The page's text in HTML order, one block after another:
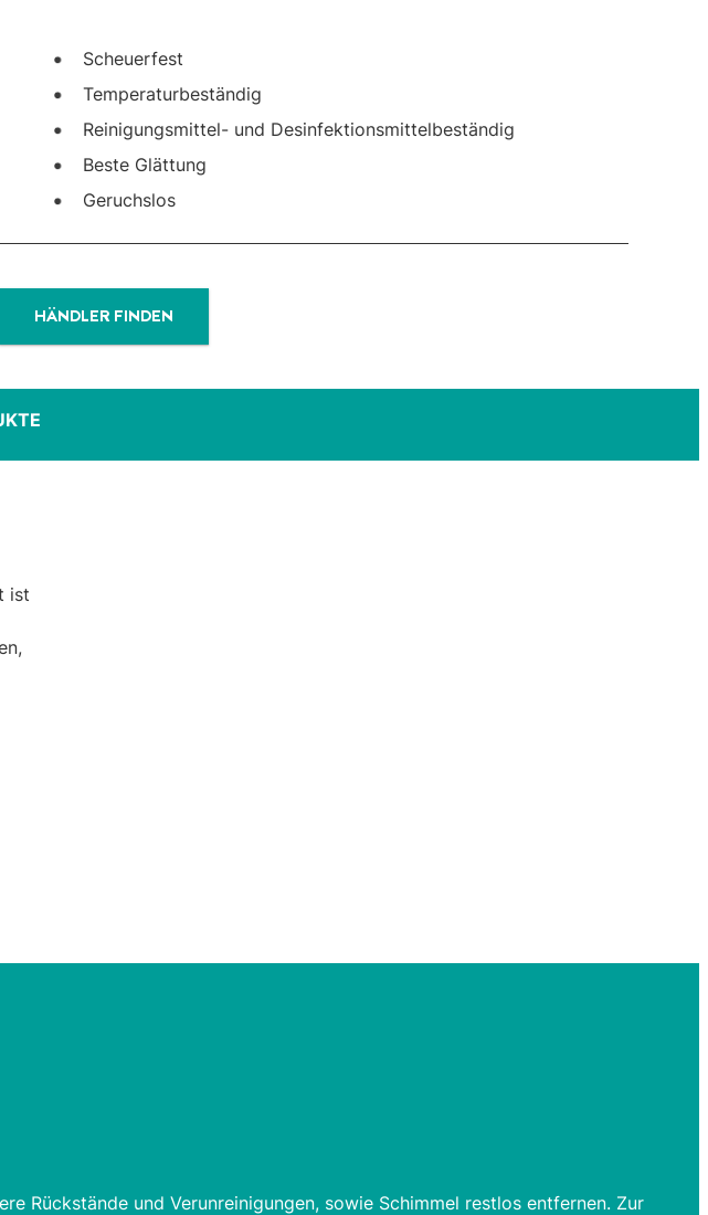
Scheuerfest
Temperaturbeständig
Reinigungsmittel- und Desinfektionsmittelbeständig
Beste Glättung
Geruchslos
HÄNDLER FINDEN
ist
Rückstände und Verunreinigungen, sowie Schimmel restlos entfernen. Zur